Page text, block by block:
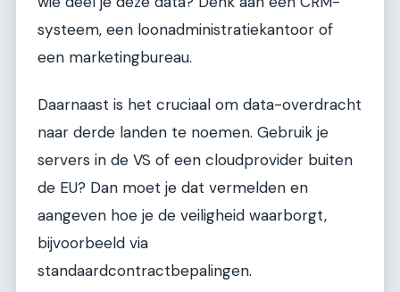
systeem, een loonadministratiekantoor of
een marketingbureau.
Daarnaast is het cruciaal om data-overdracht
naar derde landen te noemen. Gebruik je
servers in de VS of een cloudprovider buiten
de EU? Dan moet je dat vermelden en
aangeven hoe je de veiligheid waarborgt,
bijvoorbeeld via
standaardcontractbepalingen.